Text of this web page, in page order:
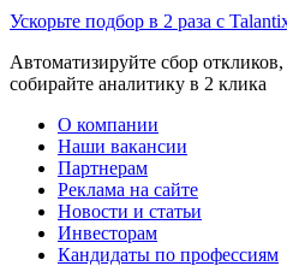
Ускорьте подбор в 2 раза с
Автоматизируйте сбор
собирайте аналитику в 2 клика
О компании
Наши вакансии
Партнерам
Реклама на сайте
Новости и статьи
Инвесторам
Кандидаты по профессиям